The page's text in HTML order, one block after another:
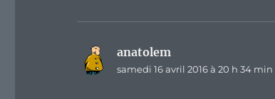
anatolem
samedi 16 avril 2016 à 20 h 34 min